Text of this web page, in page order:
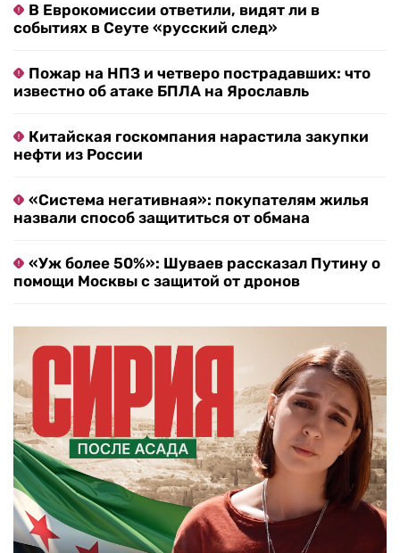
В Еврокомиссии ответили, видят ли в
событиях в Сеуте «русский след»
Пожар на НПЗ и четверо пострадавших: что
известно об атаке БПЛА на Ярославль
Китайская госкомпания нарастила закупки
нефти из России
«Система негативная»: покупателям жилья
назвали способ защититься от обмана
«Уж более 50%»: Шуваев рассказал Путину о
помощи Москвы с защитой от дронов